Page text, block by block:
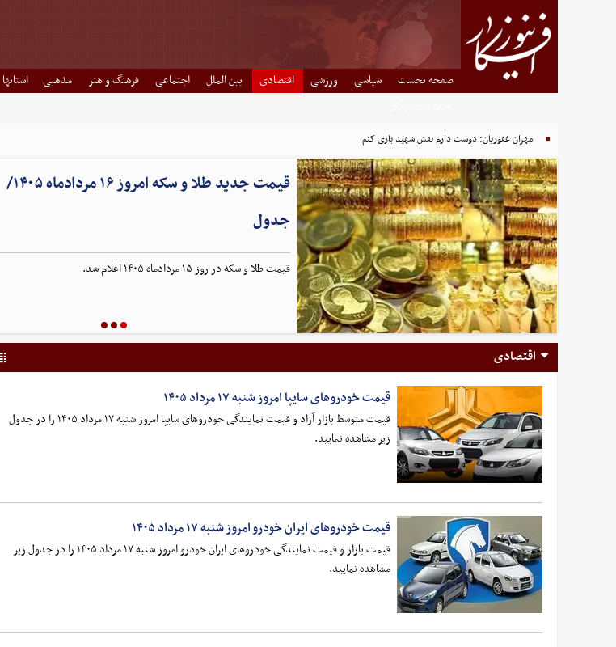
صفحه نخست سیاسی ورزشی اقتصادی بین الملل اجتماعی فرهنگ و هنر مذهبی استانها
مهران غفوریان: دوست دارم نقش شهید بازی کنم
قیمت جدید طلا و سکه امروز ۱۶ مردادماه ۱۴۰۵/
جدول
قیمت طلا و سکه در روز ۱۵ مردادماه ۱۴۰۵ اعلام شد.
قیمت گوشت امروز در بازار با توجه به شرایط عرضه، میزان تقاضا و هزینه‌های
تولید همچنان مورد توجه خریداران قرار دارد. مصرف‌کنندگان در حالی آخرین
مرداد 1405
اقتصادی
قیمت خودرو‌های سایپا امروز شنبه ۱۷ مرداد ۱۴۰۵
قیمت متوسط بازار آزاد و قیمت نمایندگی خودرو‌های سایپا امروز شنبه ۱۷ مرداد ۱۴۰۵ را در جدول
زیر مشاهده نمایید.
قیمت خودرو‌های ایران خودرو امروز شنبه ۱۷ مرداد ۱۴۰۵
قیمت بازار و قیمت نمایندگی خودرو‌های ایران خودرو امروز شنبه ۱۷ مرداد ۱۴۰۵ را در جدول زیر
مشاهده نمایید.